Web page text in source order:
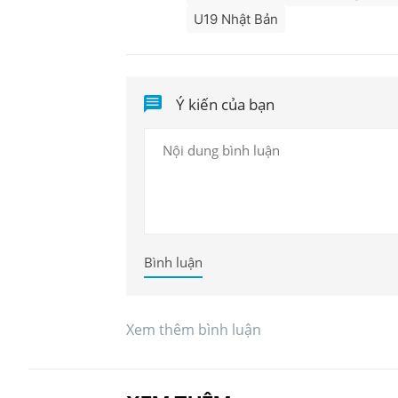
U19 Nhật Bản
Ý kiến của bạn
Bình luận
Xem thêm bình luận